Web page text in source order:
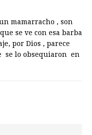
mamarracho , son
se ve con esa barba
por Dios , parece
se lo obsequiaron en